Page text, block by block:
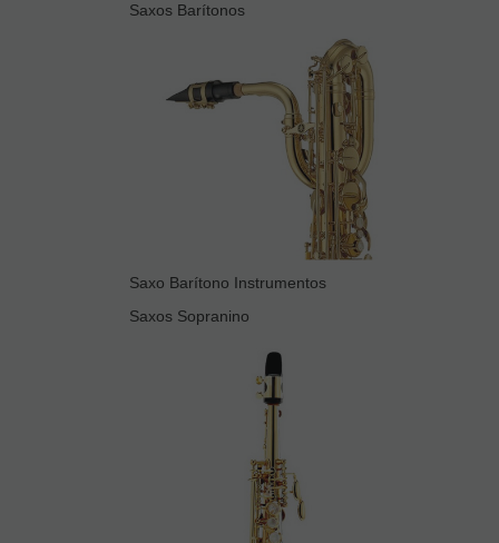
Saxos Barítonos
Saxo Barítono Instrumentos
Saxos Sopranino